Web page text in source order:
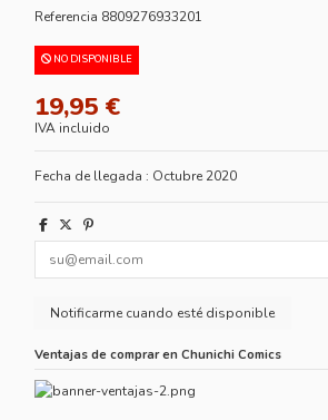
Referencia 8809276933201
NO DISPONIBLE
19,95 €
IVA incluido
Fecha de llegada : Octubre 2020
Ventajas de comprar en Chunichi Comics